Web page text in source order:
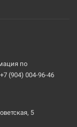
по
(904) 004-96-46
5